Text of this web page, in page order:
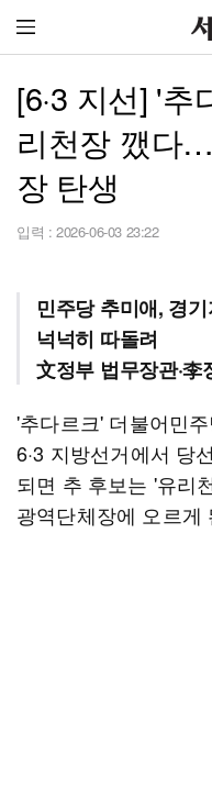
[6·3 지선] '
리천장 깼다
장 탄생
입력 : 2026-06-03 23:22
민주당 추미애, 경
넉넉히 따돌려
文정부 법무장관·
'추다르크' 더불어민
6·3 지방선거에서 당
되면 추 후보는 '유리
광역단체장에 오르게